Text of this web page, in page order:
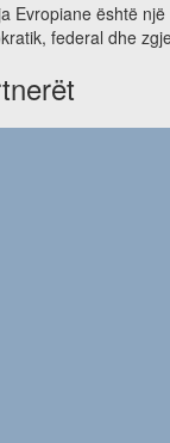
Evropiane është
federal dhe